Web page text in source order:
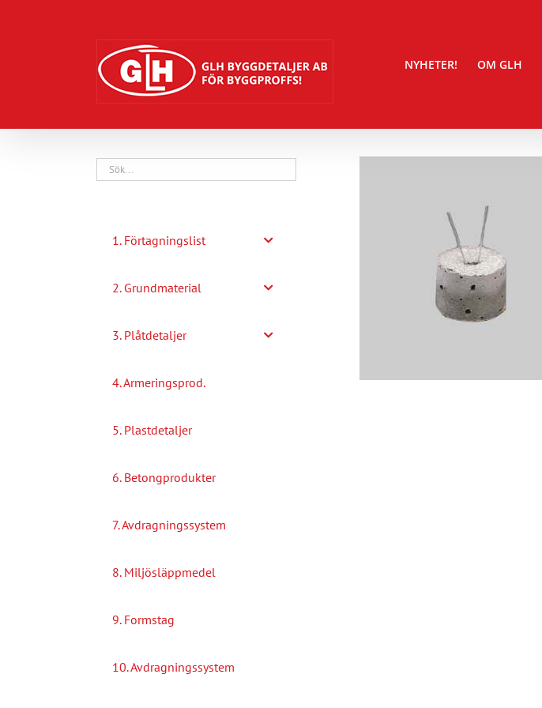
NYHETER! OM GLH
1. Förtagningslist
2. Grundmaterial
3. Plåtdetaljer
4. Armeringsprod.
5. Plastdetaljer
6. Betongprodukter
7. Avdragningssystem
8. Miljösläppmedel
9. Formstag
10. Avdragningssystem